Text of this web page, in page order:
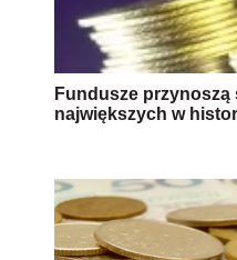
Fundusze przynoszą
największych w